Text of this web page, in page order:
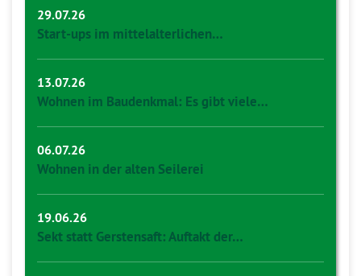
29.07.26
Start-ups im mittelalterlichen…
13.07.26
Wohnen im Baudenkmal: Es gibt viele…
06.07.26
Wohnen in der alten Seilerei
19.06.26
Sekt statt Gerstensaft: Auftakt der…